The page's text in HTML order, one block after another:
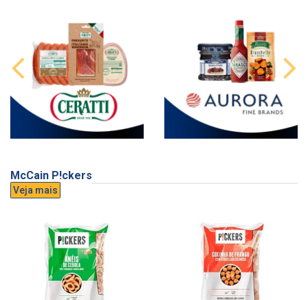
McCain P!ckers
Veja mais